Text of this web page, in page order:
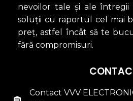
nevoilor tale și ale întregii
soluții cu raportul cel mai
preț, astfel încât să te
fără compromisuri.
Contact VVV